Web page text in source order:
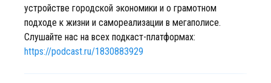
устройстве городской экономики и о грамотном
подходе к жизни и самореализации в мегаполисе.
Cлушайте нас на всех подкаст-платформах:
https://podcast.ru/1830883929